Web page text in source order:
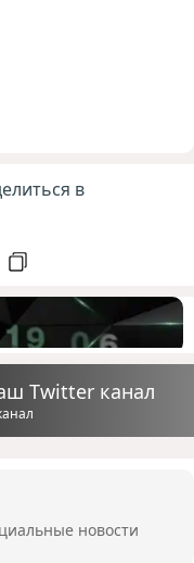
в
Twitter канал
новости